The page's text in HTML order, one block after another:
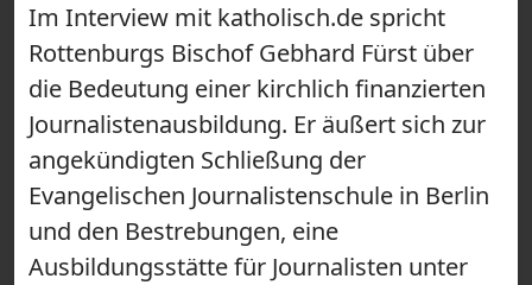
Im Interview mit katholisch.de spricht
Rottenburgs Bischof Gebhard Fürst über
die Bedeutung einer kirchlich finanzierten
Journalistenausbildung. Er äußert sich zur
angekündigten Schließung der
Evangelischen Journalistenschule in Berlin
und den Bestrebungen, eine
Ausbildungsstätte für Journalisten unter